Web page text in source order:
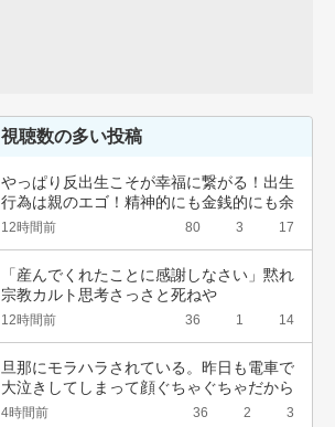
視聴数の多い投稿
やっぱり反出生こそが幸福に繋がる！出生
行為は親のエゴ！精神的にも金銭的にも余
裕ないく…
12時間前 80 3 17
「産んでくれたことに感謝しなさい」黙れ
宗教カルト思考さっさと死ねや
12時間前 36 1 14
旦那にモラハラされている。昨日も電車で
大泣きしてしまって顔ぐちゃぐちゃだから
会社休ん…
4時間前 36 2 3